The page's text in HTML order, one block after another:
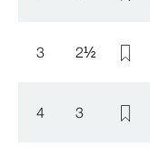
3 2½
4 3